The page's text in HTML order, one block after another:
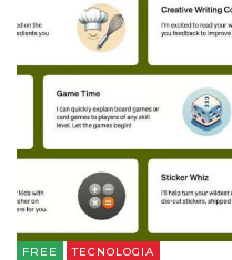
FREE TECNOLOGIA